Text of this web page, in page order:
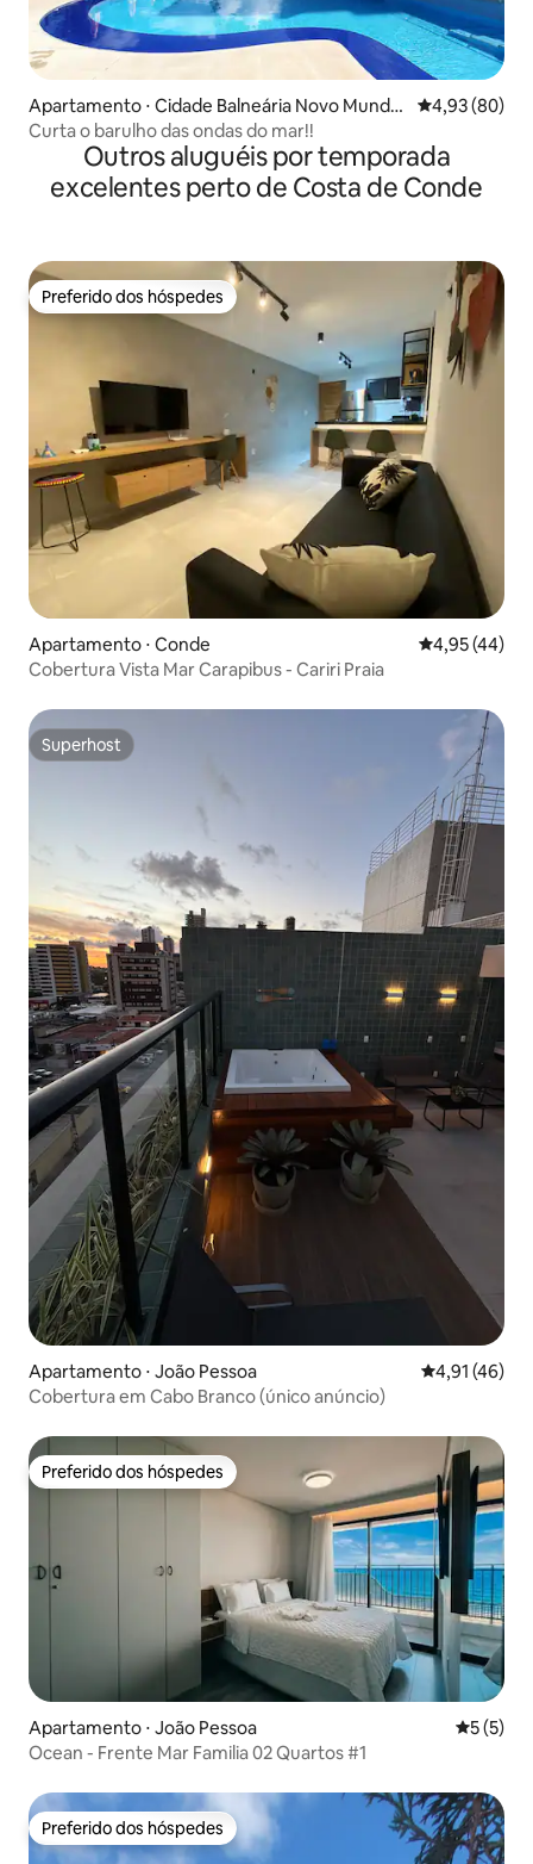
Apartamento ⋅ Cidade Balneária Novo Mundo
I
4,93 de uma
4,93 (80)
Curta o barulho das ondas do mar!!
Outros aluguéis por temporada
excelentes perto de Costa de Conde
Preferido dos hóspedes
Preferido dos hóspedes
Apartamento ⋅ Conde 4,95 de uma
4,95 (44)
Cobertura Vista Mar Carapibus - Cariri Praia
Superhost
Superhost
Apartamento ⋅ João Pessoa 4,91 de uma
4,91 (46)
Cobertura em Cabo Branco (único anúncio)
Preferido dos hóspedes
Preferido dos hóspedes
Apartamento ⋅ João Pessoa 5 de
5 (5)
Ocean - Frente Mar Familia 02 Quartos #1
Preferido dos hóspedes
Preferido dos hóspedes